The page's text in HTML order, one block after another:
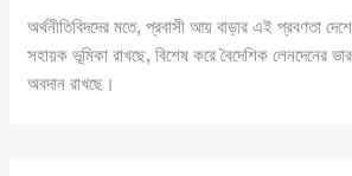
অর্থনীতিবিদদের মতে, প্রবাসী আয় বাড়ার এই প্রবণতা
সহায়ক ভূমিকা রাখছে, বিশেষ করে বৈদেশিক লেনদেনের
অবদান রাখছে।